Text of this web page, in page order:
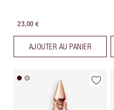
23,00 €
AJOUTER AU PANIER